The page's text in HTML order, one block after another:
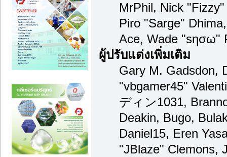
MrPhil, Nick
Piro "Sarge"
Ace, Wade "sησω"
ผู้ปรับแต่งเพิ่มเติม
Gary M. Gadsdon,
"vbgamer45"
ディン1031,
Deakin, Bugo,
Daniel15, Eren
"JBlaze" Clemons,